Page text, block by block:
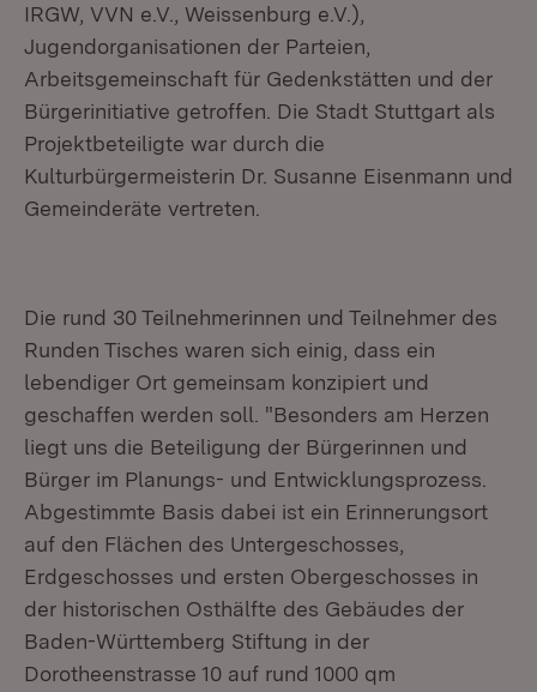
IRGW, VVN e.V., Weissenburg e.V.),
Jugendorganisationen der Parteien,
Arbeitsgemeinschaft für Gedenkstätten und der
Bürgerinitiative getroffen. Die Stadt Stuttgart als
Projektbeteiligte war durch die
Kulturbürgermeisterin Dr. Susanne Eisenmann und
Gemeinderäte vertreten.
Die rund 30 Teilnehmerinnen und Teilnehmer des
Runden Tisches waren sich einig, dass ein
lebendiger Ort gemeinsam konzipiert und
geschaffen werden soll. "Besonders am Herzen
liegt uns die Beteiligung der Bürgerinnen und
Bürger im Planungs- und Entwicklungsprozess.
Abgestimmte Basis dabei ist ein Erinnerungsort
auf den Flächen des Untergeschosses,
Erdgeschosses und ersten Obergeschosses in
der historischen Osthälfte des Gebäudes der
Baden-Württemberg Stiftung in der
Dorotheenstrasse 10 auf rund 1000 qm